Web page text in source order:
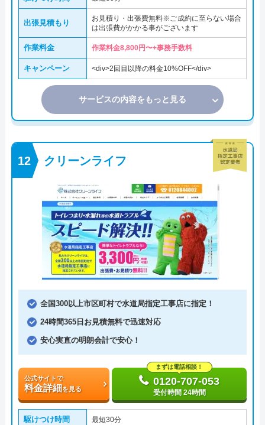
出張見積もり
お見積り・出張費無料※ご成約に至らない場合
は出張費がかかる事がございます
作業料金 作業料金8,800円〜+事務手数料
キャンペーン <div>2回目以降の料金10%OFF</div>
サービスの内容をもっと見る
クリーンライフ
全国300以上市区町村で水道局指定工事店に指定！
24時間365日お見積無料で迅速対応
安心実直の明朗会計で安心！
公式サイトで
料金詳細を見る
まずは電話相談！
0120-707-053
受付時間 24時間
駆けつけ時間 最短30分